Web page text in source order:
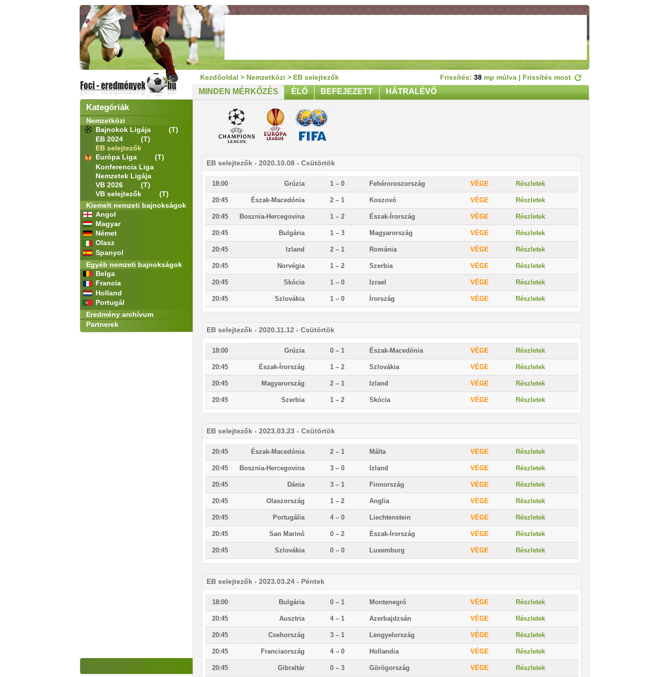
Kategóriák
Nemzetközi
Bajnokok Ligája
(T)
EB 2024
(T)
EB selejtezők
Európa Liga
(T)
Konferencia Liga
Nemzetek Ligája
VB 2026
(T)
VB selejtezők
(T)
Kiemelt nemzeti bajnokságok
Angol
Magyar
Német
Olasz
Spanyol
Egyéb nemzeti bajnokságok
Belga
Francia
Holland
Portugál
Eredmény archívum
Partnerek
Kezdőoldal > Nemzetközi > EB selejtezők Frissítés: 38 mp múlva | Frissítés most
MINDEN MÉRKŐZÉS ÉLŐ BEFEJEZETT HÁTRALÉVŐ
EB selejtezők - 2020.10.08 - Csütörtök
18:00 Grúzia 1 – 0 Fehéroroszország VÉGE Részletek
20:45 Észak-Macedónia 2 – 1 Koszovó VÉGE Részletek
20:45 Bosznia-Hercegovina 1 – 2 Észak-Írország VÉGE Részletek
20:45 Bulgária 1 – 3 Magyarország VÉGE Részletek
20:45 Izland 2 – 1 Románia VÉGE Részletek
20:45 Norvégia 1 – 2 Szerbia VÉGE Részletek
20:45 Skócia 1 – 0 Izrael VÉGE Részletek
20:45 Szlovákia 1 – 0 Írország VÉGE Részletek
EB selejtezők - 2020.11.12 - Csütörtök
18:00 Grúzia 0 – 1 Észak-Macedónia VÉGE Részletek
20:45 Észak-Írország 1 – 2 Szlovákia VÉGE Részletek
20:45 Magyarország 2 – 1 Izland VÉGE Részletek
20:45 Szerbia 1 – 2 Skócia VÉGE Részletek
EB selejtezők - 2023.03.23 - Csütörtök
20:45 Észak-Macedónia 2 – 1 Málta VÉGE Részletek
20:45 Bosznia-Hercegovina 3 – 0 Izland VÉGE Részletek
20:45 Dánia 3 – 1 Finnország VÉGE Részletek
20:45 Olaszország 1 – 2 Anglia VÉGE Részletek
20:45 Portugália 4 – 0 Liechtenstein VÉGE Részletek
20:45 San Marinó 0 – 2 Észak-Írország VÉGE Részletek
20:45 Szlovákia 0 – 0 Luxemburg VÉGE Részletek
EB selejtezők - 2023.03.24 - Péntek
18:00 Bulgária 0 – 1 Montenegró VÉGE Részletek
20:45 Ausztria 4 – 1 Azerbajdzsán VÉGE Részletek
20:45 Csehország 3 – 1 Lengyelország VÉGE Részletek
20:45 Franciaország 4 – 0 Hollandia VÉGE Részletek
20:45 Gibraltár 0 – 3 Görögország VÉGE Részletek